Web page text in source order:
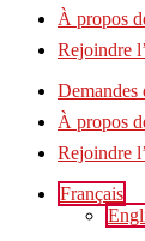
À propos
Rejoindre
Demandes
À propos
Rejoindre
Français